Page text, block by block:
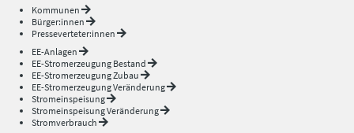
Kommunen
Bürger:innen
Presseverteter:innen
EE-Anlagen
EE-Stromerzeugung Bestand
EE-Stromerzeugung Zubau
EE-Stromerzeugung Veränderung
Stromeinspeisung
Stromeinspeisung Veränderung
Stromverbrauch